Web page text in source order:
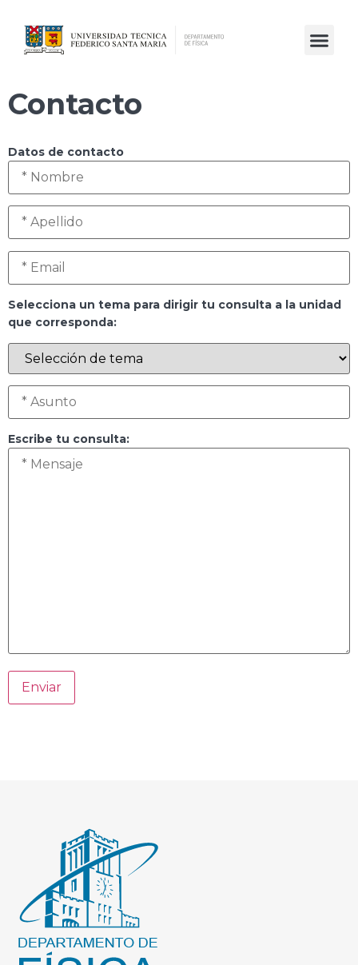
Contacto
Datos de contacto
Selecciona un tema para dirigir tu consulta a la unidad
que corresponda:
Escribe tu consulta: